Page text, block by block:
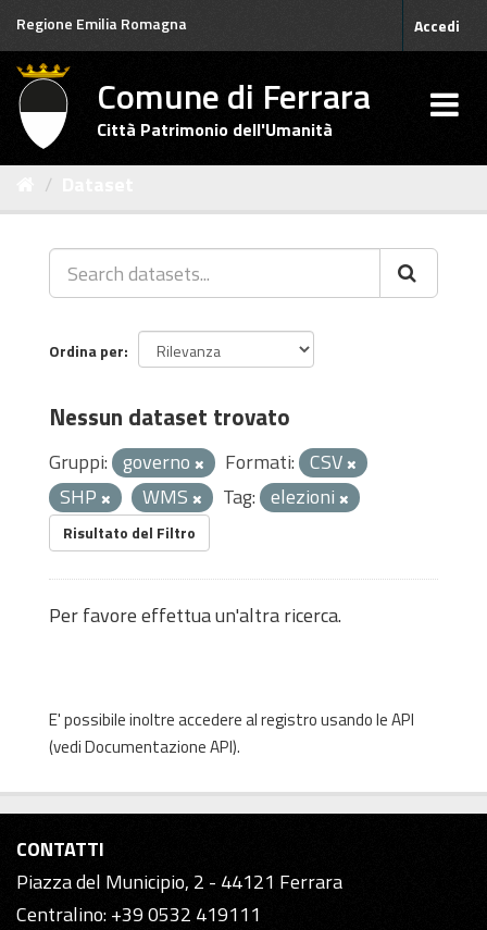
Salta
contenuto
Regione Emilia Romagna Accedi
Comune di Ferrara
Città Patrimonio dell'Umanità
Ordina per
Nessun dataset trovato
Gruppi: governo Formati: CSV
SHP
WMS Tag: elezioni
Risultato del Filtro
Per favore effettua un'altra ricerca.
E' possibile inoltre accedere al registro usando leAPI
(vediDocumentazione API).
CONTATTI
Piazza del Municipio, 2 - 44121 Ferrara
Centralino: +39 0532 419111